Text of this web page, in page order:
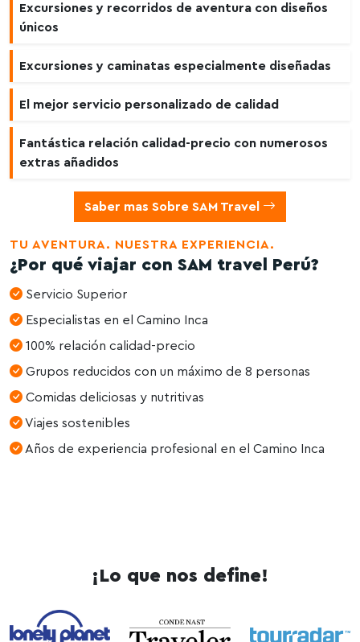
Excursiones y recorridos de aventura con diseños
únicos
Excursiones y caminatas especialmente diseñadas
El mejor servicio personalizado de calidad
Fantástica relación calidad-precio con numerosos
extras añadidos
Saber mas Sobre SAM Travel
TU AVENTURA. NUESTRA EXPERIENCIA.
¿Por qué viajar con SAM travel Perú?
Servicio Superior
Especialistas en el Camino Inca
100% relación calidad-precio
Grupos reducidos con un máximo de 8 personas
Comidas deliciosas y nutritivas
Viajes sostenibles
Años de experiencia profesional en el Camino Inca
¡Lo que nos define!